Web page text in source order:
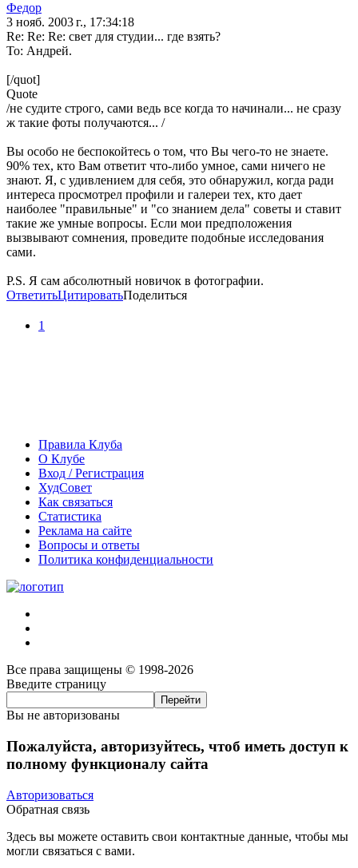
Федор
3 нояб. 2003 г., 17:34:18
Re: Re: Re: свет для студии... где взять?
To: Андрей.
[/quot]
Quote
/не судите строго, сами ведь все когда то начинали... не сразу
ж такие фоты получаются... /
Вы особо не беспокойтесь о том, что Вы чего-то не знаете.
90% тех, кто Вам ответит что-либо умное, сами ничего не
знают. Я, с удивлением для себя, это обнаружил, когда ради
интереса просмотрел профили и галереи тех, кто дает
наиболее "правильные" и "со знанием дела" советы и ставит
такие же умные вопросы. Если мои предположения
вызвывают сомнения, проведите подобные исследования
сами.
P.S. Я сам абсолютный новичок в фотографии.
ОтветитьЦитироватьПоделиться
1
Правила Клуба
О Клубе
Вход / Регистрация
ХудСовет
Как связаться
Статистика
Реклама на сайте
Вопросы и ответы
Политика конфиденциальности
Все права защищены © 1998-2026
Введите страницу
Вы не авторизованы
Пожалуйста, авторизуйтесь, чтоб иметь доступ к
полному функционалу сайта
Авторизоваться
Обратная связь
Здесь вы можете оставить свои контактные данные, чтобы мы
могли связаться с вами.